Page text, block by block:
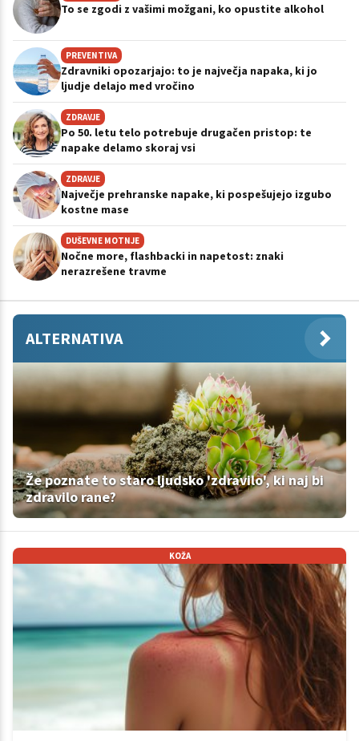
To se zgodi z vašimi možgani, ko opustite alkohol
PREVENTIVA
Zdravniki opozarjajo: to je največja napaka, ki jo
ljudje delajo med vročino
ZDRAVJE
Po 50. letu telo potrebuje drugačen pristop: te
napake delamo skoraj vsi
ZDRAVJE
Največje prehranske napake, ki pospešujejo izgubo
kostne mase
DUŠEVNE MOTNJE
Nočne more, flashbacki in napetost: znaki
nerazrešene travme
ALTERNATIVA
Že poznate to staro ljudsko 'zdravilo', ki naj bi
zdravilo rane?
KOŽA